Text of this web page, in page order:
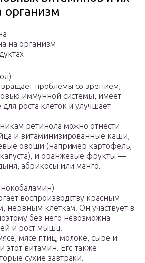
организм
на организм
проблемы со зрением,
иммунной системы, имеет
роста клеток и улучшает
ретинола можно отнести
и витаминизированные каши,
овощи (например картофель,
и оранжевые фрукты —
абрикосы или манго.
воспроизводству красным
нервным клеткам. Он участвует в
без него невозможна
и рост мышц.
мясе птиц, молоке, сыре и
этот витамин. Его также
сухие завтраки.